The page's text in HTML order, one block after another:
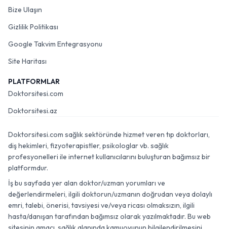
Bize Ulaşın
Gizlilik Politikası
Google Takvim Entegrasyonu
Site Haritası
PLATFORMLAR
Doktorsitesi.com
Doktorsitesi.az
Doktorsitesi.com sağlık sektöründe hizmet veren tıp doktorları,
diş hekimleri, fizyoterapistler, psikologlar vb. sağlık
profesyonelleri ile internet kullanıcılarını buluşturan bağımsız bir
platformdur.
İş bu sayfada yer alan doktor/uzman yorumları ve
değerlendirmeleri, ilgili doktorun/uzmanın doğrudan veya dolaylı
emri, talebi, önerisi, tavsiyesi ve/veya ricası olmaksızın, ilgili
hasta/danışan tarafından bağımsız olarak yazılmaktadır. Bu web